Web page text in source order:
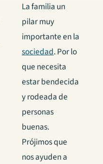
La familia un
pilar muy
importante en la
sociedad. Por lo
que necesita
estar bendecida
y rodeada de
personas
buenas.
Prójimos que
nos ayuden a